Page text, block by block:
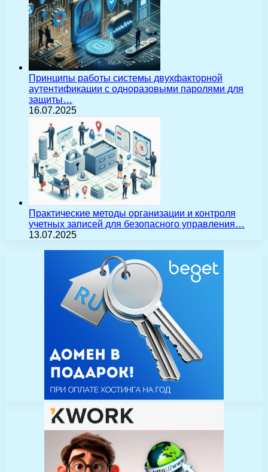
Принципы работы системы двухфакторной
аутентификации с одноразовыми паролями для
защиты…
16.07.2025
Практические методы организации и контроля
учетных записей для безопасного управления…
13.07.2025